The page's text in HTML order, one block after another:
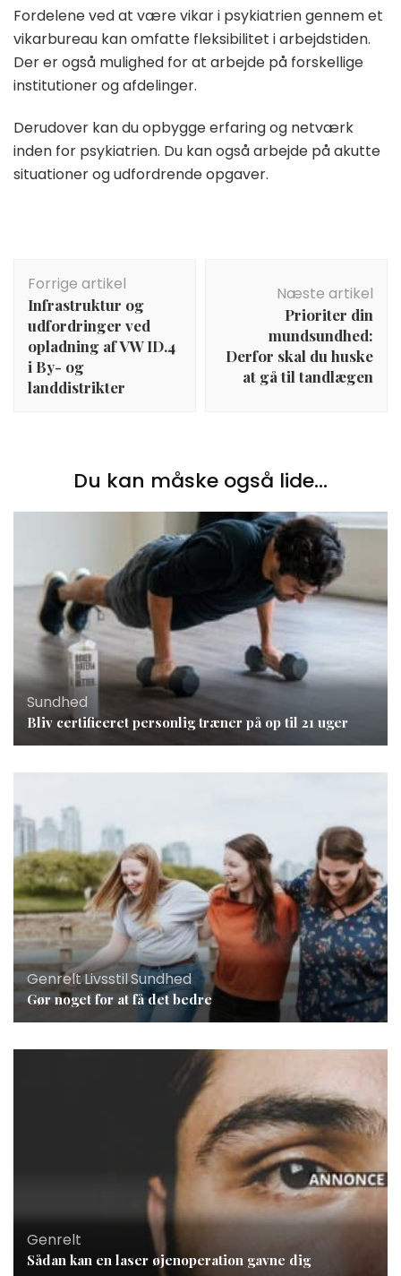
Fordelene ved at være vikar i psykiatrien gennem et
vikarbureau kan omfatte fleksibilitet i arbejdstiden.
Der er også mulighed for at arbejde på forskellige
institutioner og afdelinger.
Derudover kan du opbygge erfaring og netværk
inden for psykiatrien. Du kan også arbejde på akutte
situationer og udfordrende opgaver.
Forrige artikel
Infrastruktur og
udfordringer ved
opladning af VW ID.4
i By- og
landdistrikter
Næste artikel
Prioriter din
mundsundhed:
Derfor skal du huske
at gå til tandlægen
Du kan måske også lide...
Sundhed
Bliv certificeret personlig træner på op til 21 uger
Genrelt,Livsstil,Sundhed
Gør noget for at få det bedre
Genrelt
Sådan kan en laser øjenoperation gavne dig